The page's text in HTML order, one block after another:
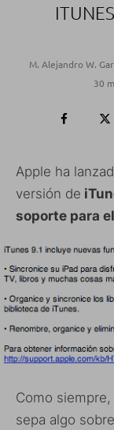
M. Alejandro W.
30
Apple ha
versión de
soporte para
Como
sepa algo